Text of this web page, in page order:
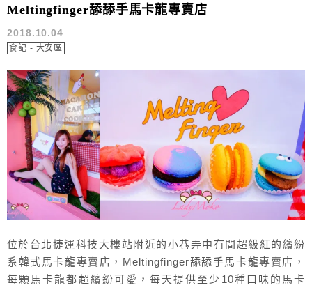
Meltingfinger舔舔手馬卡龍專賣店
2018.10.04
食記 - 大安區
位於台北捷運科技大樓站附近的小巷弄中有間超級紅的繽紛
系韓式馬卡龍專賣店，Meltingfinger舔舔手馬卡龍專賣店，
每顆馬卡龍都超繽紛可愛，每天提供至少10種口味的馬卡